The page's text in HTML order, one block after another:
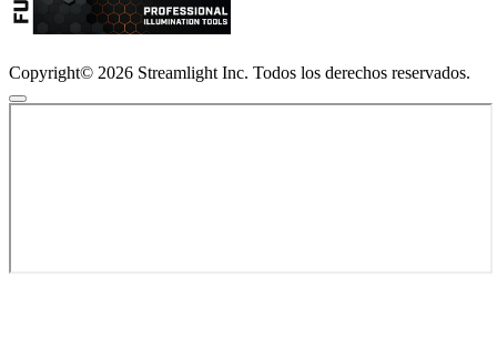
Copyright© 2026 Streamlight Inc. Todos los derechos reservados.